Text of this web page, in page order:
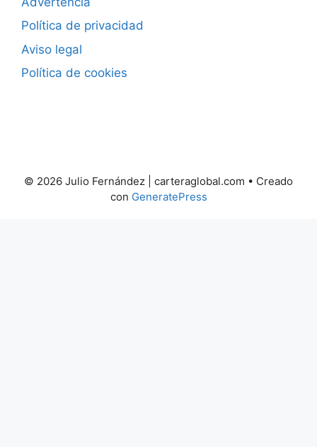
Política de privacidad
Aviso legal
Política de cookies
© 2026 Julio Fernández | carteraglobal.com • Creado
con GeneratePress